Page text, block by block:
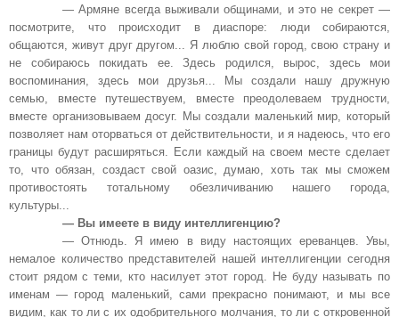
— Армяне всегда выживали общинами, и это не секрет —
посмотрите, что происходит в диаспоре: люди собираются,
общаются, живут друг другом... Я люблю свой город, свою страну и
не собираюсь покидать ее. Здесь родился, вырос, здесь мои
воспоминания, здесь мои друзья... Мы создали нашу дружную
семью, вместе путешествуем, вместе преодолеваем трудности,
вместе организовываем досуг. Мы создали маленький мир, который
позволяет нам оторваться от действительности, и я надеюсь, что его
границы будут расширяться. Если каждый на своем месте сделает
то, что обязан, создаст свой оазис, думаю, хоть так мы сможем
противостоять тотальному обезличиванию нашего города,
культуры...
— Вы имеете в виду интеллигенцию?
— Отнюдь. Я имею в виду настоящих ереванцев. Увы,
немалое количество представителей нашей интеллигенции сегодня
стоит рядом с теми, кто насилует этот город. Не буду называть по
именам — город маленький, сами прекрасно понимают, и мы все
видим, как то ли с их одобрительного молчания, то ли с откровенной